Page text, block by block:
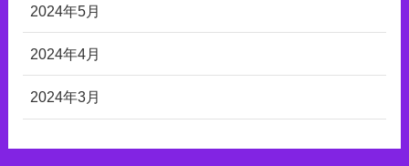
2024年5月
2024年4月
2024年3月